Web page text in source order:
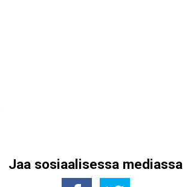
Jaa sosiaalisessa mediassa